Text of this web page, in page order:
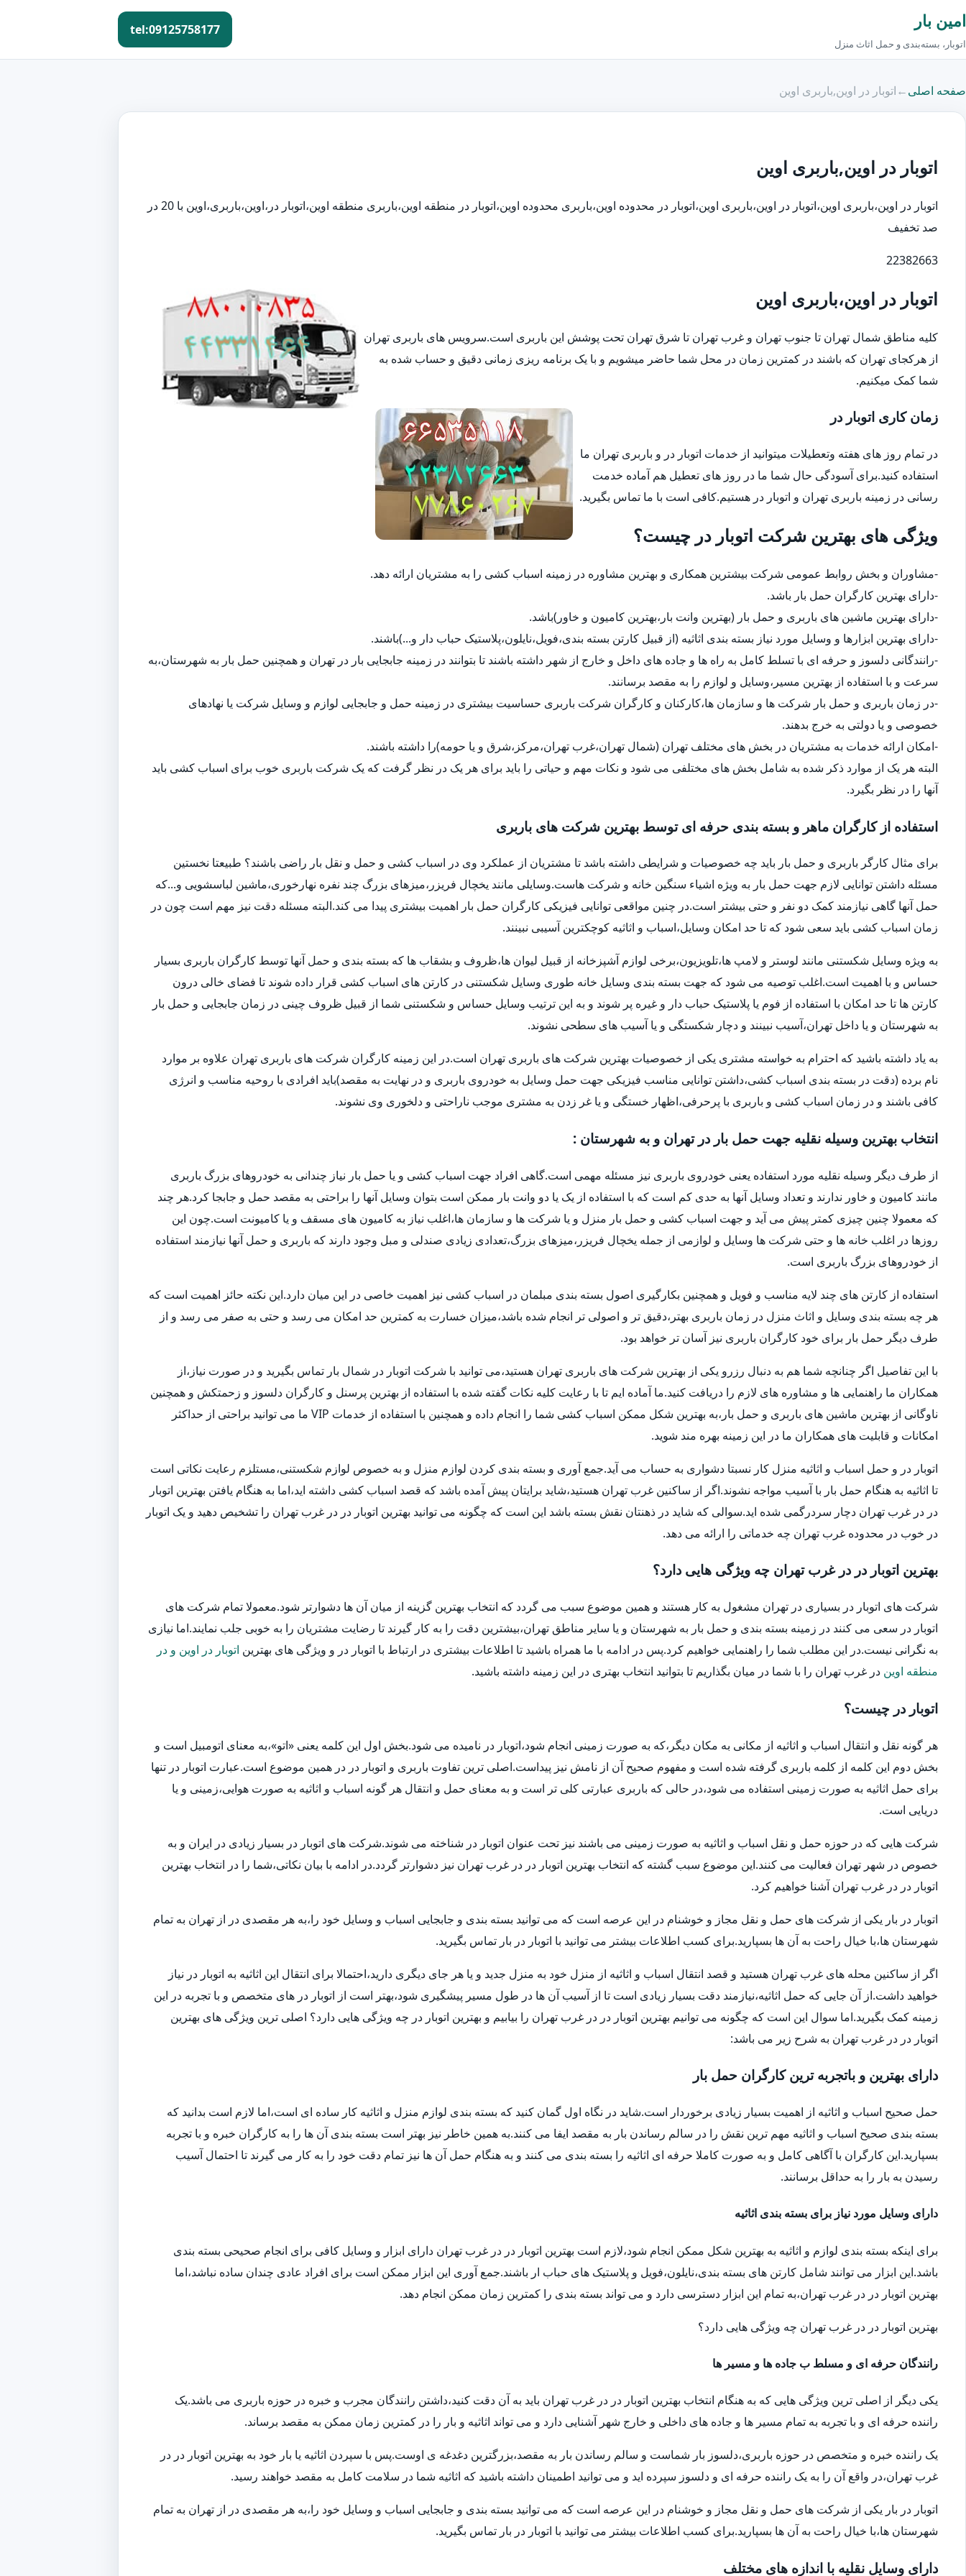
امین بار
اتوبار، بسته‌بندی و حمل اثاث منزل
tel:09125758177
صفحه اصلی←اتوبار در اوین,باربری اوین
اتوبار در اوین,باربری اوین
اتوبار در اوین،باربری اوین،اتوبار در اوین،باربری اوین،اتوبار در محدوده اوین،باربری محدوده اوین،اتوبار در منطقه اوین،باربری منطقه اوین،اتوبار در،اوین،باربری،اوین با 20 در
صد تخفیف
22382663
اتوبار در اوین،باربری اوین
کلیه مناطق شمال تهران تا جنوب تهران و غرب تهران تا شرق تهران تحت پوشش این باربری است.سرویس های باربری تهران
از هرکجای تهران که باشند در کمترین زمان در محل شما حاضر میشویم و با یک برنامه ریزی زمانی دقیق و حساب شده به
شما کمک میکنیم.
زمان کاری اتوبار در
در تمام روز های هفته وتعطیلات میتوانید از خدمات اتوبار در و باربری تهران ما
استفاده کنید.برای آسودگی حال شما ما در روز های تعطیل هم آماده خدمت
رسانی در زمینه باربری تهران و اتوبار در هستیم.کافی است با ما تماس بگیرید.
ویژگی های بهترین شرکت اتوبار در چیست؟
-مشاوران و بخش روابط عمومی شرکت بیشترین همکاری و بهترین مشاوره در زمینه اسباب کشی را به مشتریان ارائه دهد.
-دارای بهترین کارگران حمل بار باشد.
-دارای بهترین ماشین های باربری و حمل بار (بهترین وانت بار،بهترین کامیون و خاور)باشد.
-دارای بهترین ابزارها و وسایل مورد نیاز بسته بندی اثاثیه (از قبیل کارتن بسته بندی،فویل،نایلون،پلاستیک حباب دار و...)باشند.
-رانندگانی دلسوز و حرفه ای با تسلط کامل به راه ها و جاده های داخل و خارج از شهر داشته باشند تا بتوانند در زمینه جابجایی بار در تهران و همچنین حمل بار به شهرستان،به
سرعت و با استفاده از بهترین مسیر،وسایل و لوازم را به مقصد برسانند.
-در زمان باربری و حمل بار شرکت ها و سازمان ها،کارکنان و کارگران شرکت باربری حساسیت بیشتری در زمینه حمل و جابجایی لوازم و وسایل شرکت یا نهادهای
خصوصی و یا دولتی به خرج بدهند.
-امکان ارائه خدمات به مشتریان در بخش های مختلف تهران (شمال تهران،غرب تهران،مرکز،شرق و یا حومه)را داشته باشند.
البته هر یک از موارد ذکر شده به شامل بخش های مختلفی می شود و نکات مهم و حیاتی را باید برای هر یک در نظر گرفت که یک شرکت باربری خوب برای اسباب کشی باید
آنها را در نظر بگیرد.
استفاده از کارگران ماهر و بسته بندی حرفه ای توسط بهترین شرکت های باربری
برای مثال کارگر باربری و حمل بار باید چه خصوصیات و شرایطی داشته باشد تا مشتریان از عملکرد وی در اسباب کشی و حمل و نقل بار راضی باشند؟ طبیعتا نخستین
مسئله داشتن توانایی لازم جهت حمل بار به ویژه اشیاء سنگین خانه و شرکت هاست.وسایلی مانند یخچال فریزر،میزهای بزرگ چند نفره نهارخوری،ماشین لباسشویی و...که
حمل آنها گاهی نیازمند کمک دو نفر و حتی بیشتر است.در چنین مواقعی توانایی فیزیکی کارگران حمل بار اهمیت بیشتری پیدا می کند.البته مسئله دقت نیز مهم است چون در
زمان اسباب کشی باید سعی شود که تا حد امکان وسایل،اسباب و اثاثیه کوچکترین آسیبی نبینند.
به ویژه وسایل شکستنی مانند لوستر و لامپ ها،تلویزیون،برخی لوازم آشپزخانه از قبیل لیوان ها،ظروف و بشقاب ها که بسته بندی و حمل آنها توسط کارگران باربری بسیار
حساس و با اهمیت است.اغلب توصیه می شود که جهت بسته بندی وسایل خانه طوری وسایل شکستنی در کارتن های اسباب کشی قرار داده شوند تا فضای خالی درون
کارتن ها تا حد امکان با استفاده از فوم یا پلاستیک حباب دار و غیره پر شوند و به این ترتیب وسایل حساس و شکستنی شما از قبیل ظروف چینی در زمان جابجایی و حمل بار
به شهرستان و یا داخل تهران،آسیب نبینند و دچار شکستگی و یا آسیب های سطحی نشوند.
به یاد داشته باشید که احترام به خواسته مشتری یکی از خصوصیات بهترین شرکت های باربری تهران است.در این زمینه کارگران شرکت های باربری تهران علاوه بر موارد
نام برده (دقت در بسته بندی اسباب کشی،داشتن توانایی مناسب فیزیکی جهت حمل وسایل به خودروی باربری و در نهایت به مقصد)باید افرادی با روحیه مناسب و انرژی
کافی باشند و در زمان اسباب کشی و باربری با پرحرفی،اظهار خستگی و یا غر زدن به مشتری موجب ناراحتی و دلخوری وی نشوند.
انتخاب بهترین وسیله نقلیه جهت حمل بار در تهران و به شهرستان :
از طرف دیگر وسیله نقلیه مورد استفاده یعنی خودروی باربری نیز مسئله مهمی است.گاهی افراد جهت اسباب کشی و یا حمل بار نیاز چندانی به خودروهای بزرگ باربری
مانند کامیون و خاور ندارند و تعداد وسایل آنها به حدی کم است که با استفاده از یک یا دو وانت بار ممکن است بتوان وسایل آنها را براحتی به مقصد حمل و جابجا کرد.هر چند
که معمولا چنین چیزی کمتر پیش می آید و جهت اسباب کشی و حمل بار منزل و یا شرکت ها و سازمان ها،اغلب نیاز به کامیون های مسقف و یا کامیونت است.چون این
روزها در اغلب خانه ها و حتی شرکت ها وسایل و لوازمی از جمله یخچال فریزر،میزهای بزرگ،تعدادی زیادی صندلی و مبل وجود دارند که باربری و حمل آنها نیازمند استفاده
از خودروهای بزرگ باربری است.
استفاده از کارتن های چند لایه مناسب و فویل و همچنین بکارگیری اصول بسته بندی مبلمان در اسباب کشی نیز اهمیت خاصی در این میان دارد.این نکته حائز اهمیت است که
هر چه بسته بندی وسایل و اثاث منزل در زمان باربری بهتر،دقیق تر و اصولی تر انجام شده باشد،میزان خسارت به کمترین حد امکان می رسد و حتی به صفر می رسد و از
طرف دیگر حمل بار برای خود کارگران باربری نیز آسان تر خواهد بود.
با این تفاصیل اگر چنانچه شما هم به دنبال رزرو یکی از بهترین شرکت های باربری تهران هستید،می توانید با شرکت اتوبار در شمال بار تماس بگیرید و در صورت نیاز،از
همکاران ما راهنمایی ها و مشاوره های لازم را دریافت کنید.ما آماده ایم تا با رعایت کلیه نکات گفته شده با استفاده از بهترین پرسنل و کارگران دلسوز و زحمتکش و همچنین
ناوگانی از بهترین ماشین های باربری و حمل بار،به بهترین شکل ممکن اسباب کشی شما را انجام داده و همچنین با استفاده از خدمات VIP ما می توانید براحتی از حداکثر
امکانات و قابلیت های همکاران ما در این زمینه بهره مند شوید.
اتوبار در و حمل اسباب و اثاثیه منزل کار نسبتا دشواری به حساب می آید.جمع آوری و بسته بندی کردن لوازم منزل و به خصوص لوازم شکستنی،مستلزم رعایت نکاتی است
تا اثاثیه به هنگام حمل بار با آسیب مواجه نشوند.اگر از ساکنین غرب تهران هستید،شاید برایتان پیش آمده باشد که قصد اسباب کشی داشته اید،اما به هنگام یافتن بهترین اتوبار
در در غرب تهران دچار سردرگمی شده اید.سوالی که شاید در ذهنتان نقش بسته باشد این است که چگونه می توانید بهترین اتوبار در در غرب تهران را تشخیص دهید و یک اتوبار
در خوب در محدوده غرب تهران چه خدماتی را ارائه می دهد.
بهترین اتوبار در در غرب تهران چه ویژگی هایی دارد؟
شرکت های اتوبار در بسیاری در تهران مشغول به کار هستند و همین موضوع سبب می گردد که انتخاب بهترین گزینه از میان آن ها دشوارتر شود.معمولا تمام شرکت های
اتوبار در سعی می کنند در زمینه بسته بندی و حمل بار به شهرستان و یا سایر مناطق تهران،بیشترین دقت را به کار گیرند تا رضایت مشتریان را به خوبی جلب نمایند.اما نیازی
به نگرانی نیست.در این مطلب شما را راهنمایی خواهیم کرد.پس در ادامه با ما همراه باشید تا اطلاعات بیشتری در ارتباط با اتوبار در و ویژگی های بهترین اتوبار در اوین و در
منطقه اوین در غرب تهران را با شما در میان بگذاریم تا بتوانید انتخاب بهتری در این زمینه داشته باشید.
اتوبار در چیست؟
هر گونه نقل و انتقال اسباب و اثاثیه از مکانی به مکان دیگر،که به صورت زمینی انجام شود،اتوبار در نامیده می شود.بخش اول این کلمه یعنی «اتو»،به معنای اتومبیل است و
بخش دوم این کلمه از کلمه باربری گرفته شده است و مفهوم صحیح آن از نامش نیز پیداست.اصلی ترین تفاوت باربری و اتوبار در در همین موضوع است.عبارت اتوبار در تنها
برای حمل اثاثیه به صورت زمینی استفاده می شود،در حالی که باربری عبارتی کلی تر است و به معنای حمل و انتقال هر گونه اسباب و اثاثیه به صورت هوایی،زمینی و یا
دریایی است.
شرکت هایی که در حوزه حمل و نقل اسباب و اثاثیه به صورت زمینی می باشند نیز تحت عنوان اتوبار در شناخته می شوند.شرکت های اتوبار در بسیار زیادی در ایران و به
خصوص در شهر تهران فعالیت می کنند.این موضوع سبب گشته که انتخاب بهترین اتوبار در در غرب تهران نیز دشوارتر گردد.در ادامه با بیان نکاتی،شما را در انتخاب بهترین
اتوبار در در غرب تهران آشنا خواهیم کرد.
اتوبار در بار یکی از شرکت های حمل و نقل مجاز و خوشنام در این عرصه است که می توانید بسته بندی و جابجایی اسباب و وسایل خود را،به هر مقصدی در از تهران به تمام
شهرستان ها،با خیال راحت به آن ها بسپارید.برای کسب اطلاعات بیشتر می توانید با اتوبار در بار تماس بگیرید.
اگر از ساکنین محله های غرب تهران هستید و قصد انتقال اسباب و اثاثیه از منزل خود به منزل جدید و یا هر جای دیگری دارید،احتمالا برای انتقال این اثاثیه به اتوبار در نیاز
خواهید داشت.از آن جایی که حمل اثاثیه،نیازمند دقت بسیار زیادی است تا از آسیب آن ها در طول مسیر پیشگیری شود،بهتر است از اتوبار در های متخصص و با تجربه در این
زمینه کمک بگیرید.اما سوال این است که چگونه می توانیم بهترین اتوبار در در غرب تهران را بیابیم و بهترین اتوبار در چه ویژگی هایی دارد؟ اصلی ترین ویژگی های بهترین
اتوبار در در غرب تهران به شرح زیر می باشد:
دارای بهترین و باتجربه ترین کارگران حمل بار
حمل صحیح اسباب و اثاثیه از اهمیت بسیار زیادی برخوردار است.شاید در نگاه اول گمان کنید که بسته بندی لوازم منزل و اثاثیه کار ساده ای است،اما لازم است بدانید که
بسته بندی صحیح اسباب و اثاثیه مهم ترین نقش را در سالم رساندن بار به مقصد ایفا می کنند.به همین خاطر نیز بهتر است بسته بندی آن ها را به کارگران خبره و با تجربه
بسپارید.این کارگران با آگاهی کامل و به صورت کاملا حرفه ای اثاثیه را بسته بندی می کنند و به هنگام حمل آن ها نیز تمام دقت خود را به کار می گیرند تا احتمال آسیب
رسیدن به بار را به حداقل برسانند.
دارای وسایل مورد نیاز برای بسته بندی اثاثیه
برای اینکه بسته بندی لوازم و اثاثیه به بهترین شکل ممکن انجام شود،لازم است بهترین اتوبار در در غرب تهران دارای ابزار و وسایل کافی برای انجام صحیحی بسته بندی
باشد.این ابزار می توانند شامل کارتن های بسته بندی،نایلون،فویل و پلاستیک های حباب ار باشند.جمع آوری این ابزار ممکن است برای افراد عادی چندان ساده نباشد،اما
بهترین اتوبار در در غرب تهران،به تمام این ابزار دسترسی دارد و می تواند بسته بندی را کمترین زمان ممکن انجام دهد.
بهترین اتوبار در در غرب تهران چه ویژگی هایی دارد؟
رانندگان حرفه ای و مسلط ب جاده ها و مسیر ها
یکی دیگر از اصلی ترین ویژگی هایی که به هنگام انتخاب بهترین اتوبار در در غرب تهران باید به آن دقت کنید،داشتن رانندگان مجرب و خبره در حوزه باربری می باشد.یک
راننده حرفه ای و با تجربه به تمام مسیر ها و جاده های داخلی و خارج شهر آشنایی دارد و می تواند اثاثیه و بار را در کمترین زمان ممکن به مقصد برساند.
یک راننده خبره و متخصص در حوزه باربری،دلسوز بار شماست و سالم رساندن بار به مقصد،بزرگترین دغدغه ی اوست.پس با سپردن اثاثیه یا بار خود به بهترین اتوبار در در
غرب تهران،در واقع آن را به یک راننده حرفه ای و دلسوز سپرده اید و می توانید اطمینان داشته باشید که اثاثیه شما در سلامت کامل به مقصد خواهند رسید.
اتوبار در بار یکی از شرکت های حمل و نقل مجاز و خوشنام در این عرصه است که می توانید بسته بندی و جابجایی اسباب و وسایل خود را،به هر مقصدی در از تهران به تمام
شهرستان ها،با خیال راحت به آن ها بسپارید.برای کسب اطلاعات بیشتر می توانید با اتوبار در بار تماس بگیرید.
دارای وسایل نقلیه با اندازه های مختلف